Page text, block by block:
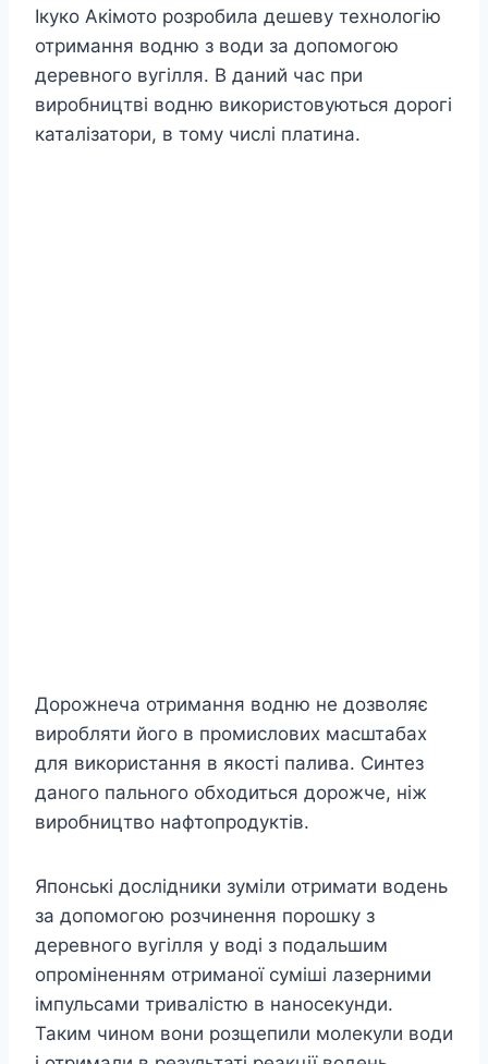
Ікуко Акімото розробила дешеву технологію
отримання водню з води за допомогою
деревного вугілля. В даний час при
виробництві водню використовуються дорогі
каталізатори, в тому числі платина.
Дорожнеча отримання водню не дозволяє
виробляти його в промислових масштабах
для використання в якості палива. Синтез
даного пального обходиться дорожче, ніж
виробництво нафтопродуктів.
Японські дослідники зуміли отримати водень
за допомогою розчинення порошку з
деревного вугілля у воді з подальшим
опроміненням отриманої суміші лазерними
імпульсами тривалістю в наносекунди.
Таким чином вони розщепили молекули води